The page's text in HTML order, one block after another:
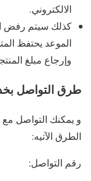
الالكتروني.
كذلك سيتم رفض
الموعد يحتفظ
وإرجاع مبلغ
طرق التواصل
و يمكنك التواصل مع
الطرق الآتيه:
رقم التواصل: